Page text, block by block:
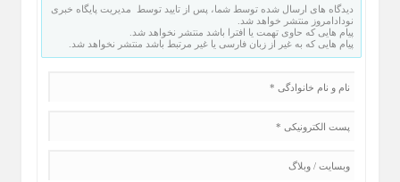
دیدگاه های ارسال شده توسط شما، پس از تایید توسط مدیریت پایگاه خبری
نودادامروز منتشر خواهد شد.
پیام هایی که حاوی تهمت یا افترا باشد منتشر نخواهد شد.
پیام هایی که به غیر از زبان فارسی یا غیر مرتبط باشد منتشر نخواهد شد.